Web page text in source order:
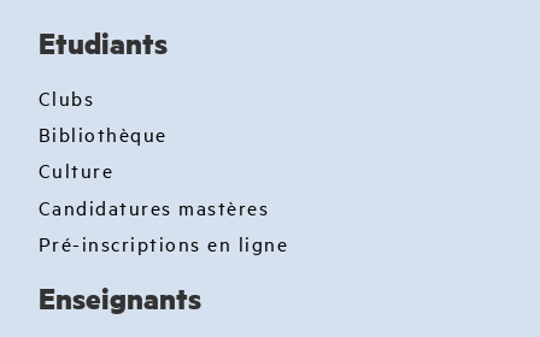
Etudiants
Clubs
Bibliothèque
Culture
Candidatures mastères
Pré-inscriptions en ligne
Enseignants